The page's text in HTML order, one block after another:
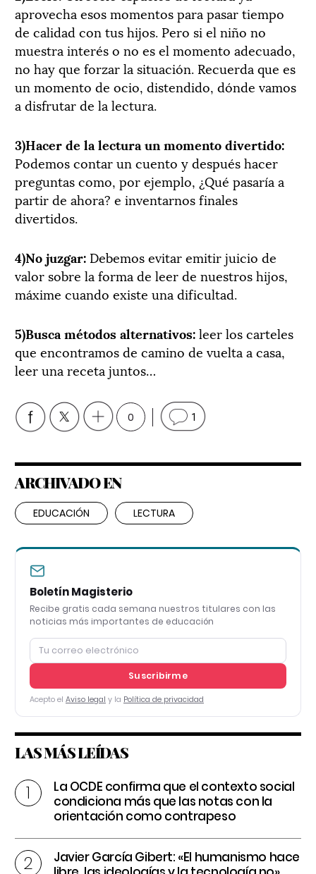
aprovecha esos momentos para pasar tiempo
de calidad con tus hijos. Pero si el niño no
muestra interés o no es el momento adecuado,
no hay que forzar la situación. Recuerda que es
un momento de ocio, distendido, dónde vamos
a disfrutar de la lectura.
3)Hacer de la lectura un momento divertido:
Podemos contar un cuento y después hacer
preguntas como, por ejemplo, ¿Qué pasaría a
partir de ahora? e inventarnos finales
divertidos.
4)No juzgar: Debemos evitar emitir juicio de
valor sobre la forma de leer de nuestros hijos,
máxime cuando existe una dificultad.
5)Busca métodos alternativos:leer los carteles
que encontramos de camino de vuelta a casa,
leer una receta juntos…
0 1
ARCHIVADO EN
EDUCACIÓN LECTURA
Boletín Magisterio
Recibe gratis cada semana nuestros titulares con las
noticias más importantes de educación
Suscribirme
Acepto el Aviso legal y la Política de privacidad
LAS MÁS LEÍDAS
La OCDE confirma que el contexto social
condiciona más que las notas con la
orientación como contrapeso
Javier García Gibert: «El humanismo hace